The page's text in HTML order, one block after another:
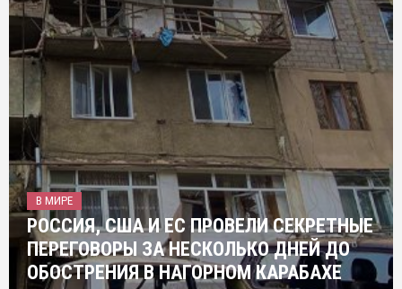
В МИРЕ
РОССИЯ, США И ЕС ПРОВЕЛИ СЕКРЕТНЫЕ
ПЕРЕГОВОРЫ ЗА НЕСКОЛЬКО ДНЕЙ ДО
ОБОСТРЕНИЯ В НАГОРНОМ КАРАБАХЕ